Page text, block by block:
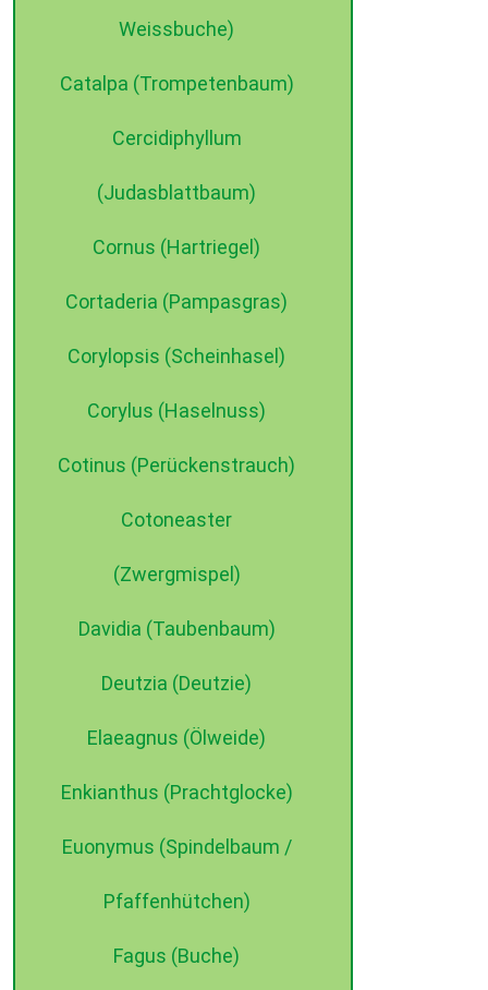
Weissbuche)
Catalpa (Trompetenbaum)
Cercidiphyllum
(Judasblattbaum)
Cornus (Hartriegel)
Cortaderia (Pampasgras)
Corylopsis (Scheinhasel)
Corylus (Haselnuss)
Cotinus (Perückenstrauch)
Cotoneaster
(Zwergmispel)
Davidia (Taubenbaum)
Deutzia (Deutzie)
Elaeagnus (Ölweide)
Enkianthus (Prachtglocke)
Euonymus (Spindelbaum /
Pfaffenhütchen)
Fagus (Buche)